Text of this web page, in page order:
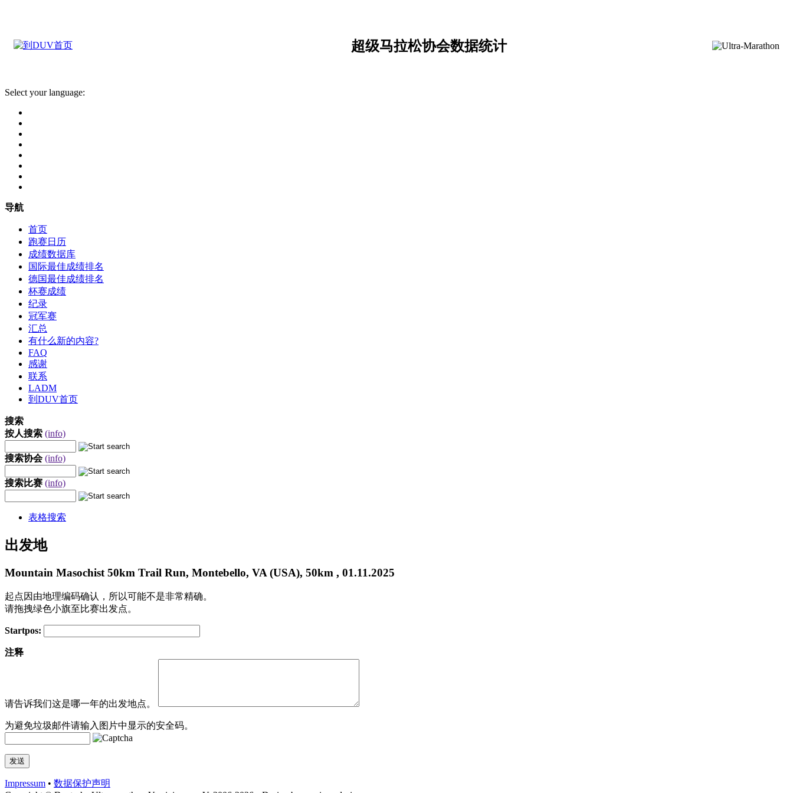
超级马拉松协会数据统计
Select your language:
导航
首页
跑赛日历
成绩数据库
国际最佳成绩排名
德国最佳成绩排名
杯赛成绩
纪录
冠军赛
汇总
有什么新的内容?
FAQ
感谢
联系
LADM
到DUV首页
搜索
按人搜索 (info)
搜索协会 (info)
搜索比赛 (info)
表格搜索
出发地
Mountain Masochist 50km Trail Run, Montebello, VA (USA), 50km , 01.11.2025
起点因由地理编码确认，所以可能不是非常精确。
请拖拽绿色小旗至比赛出发点。
−
Startpos:
注释
请告诉我们这是哪一年的出发地点。
为避免垃圾邮件请输入图片中显示的安全码。
Impressum • 数据​保护​声明